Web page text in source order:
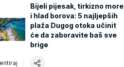
Bijeli pijesak, tirkizno more
i hlad borova: 5 najljepših
plaža Dugog otoka učinit
će da zaboravite baš sve
brige